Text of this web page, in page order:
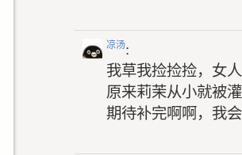
凉汤:
我草我捡捡捡，女
原来莉茉从小就被
期待补完啊啊，我